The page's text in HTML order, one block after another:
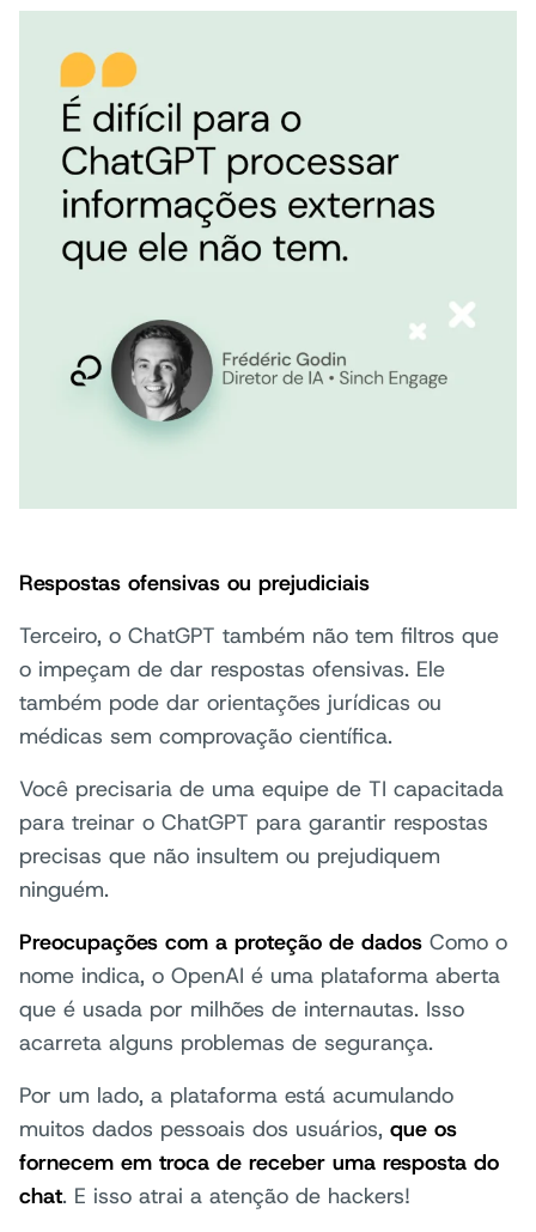
Respostas ofensivas ou prejudiciais
Terceiro, o ChatGPT também não tem filtros que
o impeçam de dar respostas ofensivas. Ele
também pode dar orientações jurídicas ou
médicas sem comprovação científica.
Você precisaria de uma equipe de TI capacitada
para treinar o ChatGPT para garantir respostas
precisas que não insultem ou prejudiquem
ninguém.
Preocupações com a proteção de dados Como o
nome indica, o OpenAI é uma plataforma aberta
que é usada por milhões de internautas. Isso
acarreta alguns problemas de segurança.
Por um lado, a plataforma está acumulando
muitos dados pessoais dos usuários, que os
fornecem em troca de receber uma resposta do
chat. E isso atrai a atenção de hackers!